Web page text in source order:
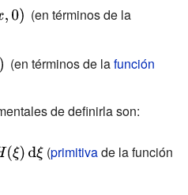
(en términos de la
(en términos de lafunción
de definirla son:
(primitivade la función